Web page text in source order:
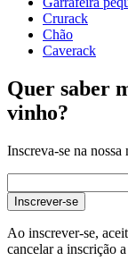
Veja exemplos de
online de decoração
tenha o Flash
profundidade
Peso (kg)
Crurack
Chão
Caverack
Quer saber
vinho?
Inscreva-se na
Inscrever-se
Ao inscrever-se,
cancelar a inscrição